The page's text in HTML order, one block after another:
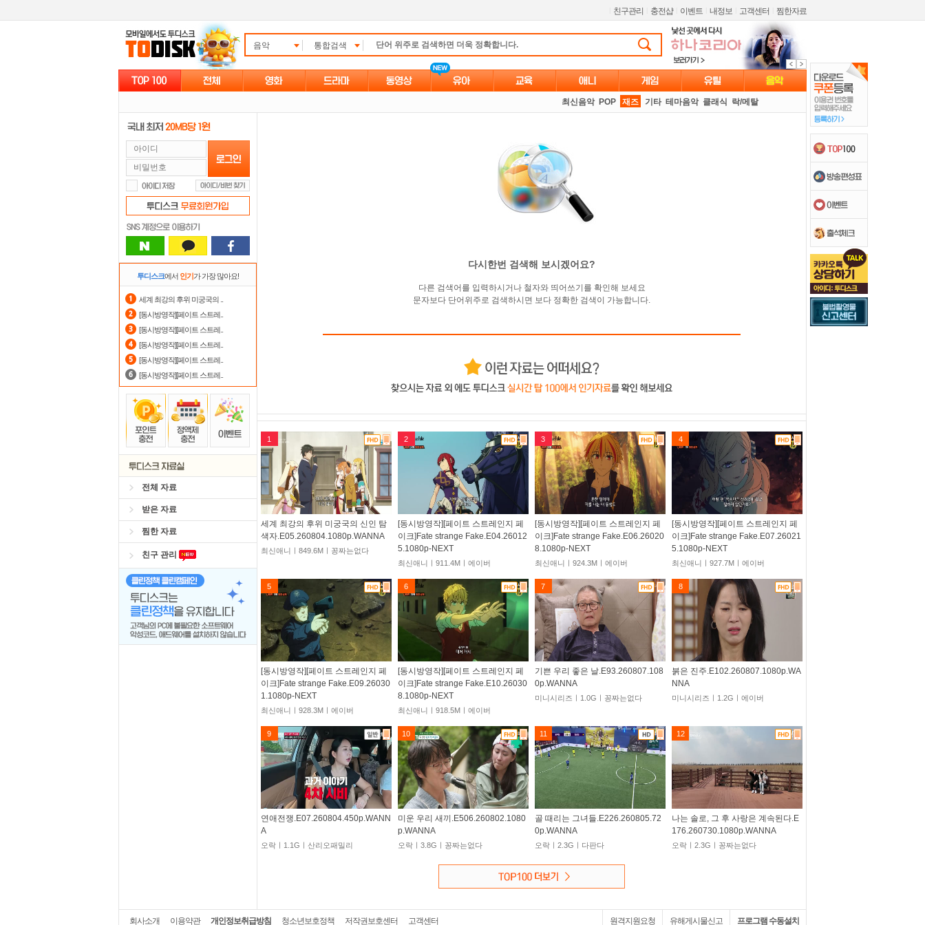
친구관리 충전샵 이벤트 내정보 고객센터 찜한자료
음악 통합검색
최신음악 POP 재즈 기타 테마음악 클래식 락/메탈
투디스크에서 인기가 가장 많아요!
세계 최강의 후위 미궁국의 ..
[동시방영작][페이트 스트레..
[동시방영작][페이트 스트레..
[동시방영작][페이트 스트레..
[동시방영작][페이트 스트레..
[동시방영작][페이트 스트레..
전체 자료
받은 자료
찜한 자료
친구 관리
다시한번 검색해 보시겠어요?
다른 검색어를 입력하시거나 철자와 띄어쓰기를 확인해 보세요
문자보다 단어위주로 검색하시면 보다 정확한 검색이 가능합니다.
1
세계 최강의 후위 미궁국의 신인 탐
색자.E05.260804.1080p.WANNA
최신애니ㅣ849.6Mㅣ꽁짜는없다
2
[동시방영작][페이트 스트레인지 페
이크]Fate strange Fake.E04.26012
5.1080p-NEXT
최신애니ㅣ911.4Mㅣ에이버
3
[동시방영작][페이트 스트레인지 페
이크]Fate strange Fake.E06.26020
8.1080p-NEXT
최신애니ㅣ924.3Mㅣ에이버
4
[동시방영작][페이트 스트레인지 페
이크]Fate strange Fake.E07.26021
5.1080p-NEXT
최신애니ㅣ927.7Mㅣ에이버
5
[동시방영작][페이트 스트레인지 페
이크]Fate strange Fake.E09.26030
1.1080p-NEXT
최신애니ㅣ928.3Mㅣ에이버
6
[동시방영작][페이트 스트레인지 페
이크]Fate strange Fake.E10.26030
8.1080p-NEXT
최신애니ㅣ918.5Mㅣ에이버
7
기쁜 우리 좋은 날.E93.260807.108
0p.WANNA
미니시리즈ㅣ1.0Gㅣ꽁짜는없다
8
붉은 진주.E102.260807.1080p.WA
NNA
미니시리즈ㅣ1.2Gㅣ에이버
9
연애전쟁.E07.260804.450p.WANN
A
오락ㅣ1.1Gㅣ산리오패밀리
10
미운 우리 새끼.E506.260802.1080
p.WANNA
오락ㅣ3.8Gㅣ꽁짜는없다
11
골 때리는 그녀들.E226.260805.72
0p.WANNA
오락ㅣ2.3Gㅣ다판다
12
나는 솔로, 그 후 사랑은 계속된다.E
176.260730.1080p.WANNA
오락ㅣ2.3Gㅣ꽁짜는없다
회사소개 이용약관 개인정보취급방침 청소년보호정책 저작권보호센터 고객센터 원격지원요청 유해게시물신고 프로그램 수동설치